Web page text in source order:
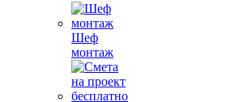
Шеф
монтаж